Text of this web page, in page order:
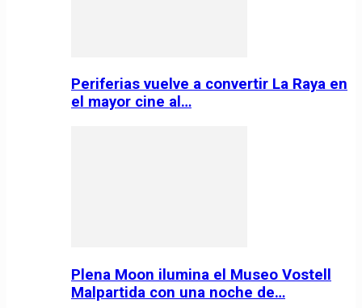
Periferias vuelve a convertir La Raya en
el mayor cine al…
Plena Moon ilumina el Museo Vostell
Malpartida con una noche de…